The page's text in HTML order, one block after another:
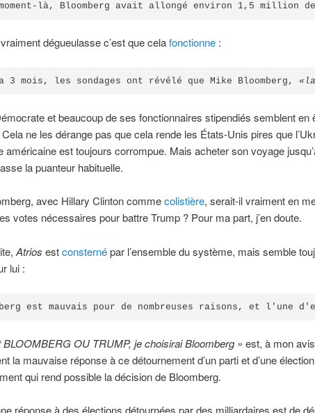
là, Bloomberg avait allongé environ 1,5 million
dégueulasse c’est que celafonctionne:
mois, les sondages ont révélé que Mike Bloomberg,
et beaucoup de ses fonctionnaires stipendiés semblent en
ne les dérange pas que cela rende les États-Unis pires que
américaine est toujours corrompue. Mais acheter son voyage
la puanteur habituelle.
avec Hillary Clinton commecolistière, serait-il vraiment en
votes nécessaires pour battre Trump ? Pour ma part, j’en doute.
Atrios estconsternépar l’ensemble du système, mais semble
lui :
est mauvais pour de nombreuses raisons, et l'une
BLOOMBERG OU TRUMP, je choisirai Bloomberg » est, à mon
la mauvaise réponse à ce détournement d’un parti et d’une
qui rend possible la décision de Bloomberg.
réponse à des élections détournées par des milliardaires est de